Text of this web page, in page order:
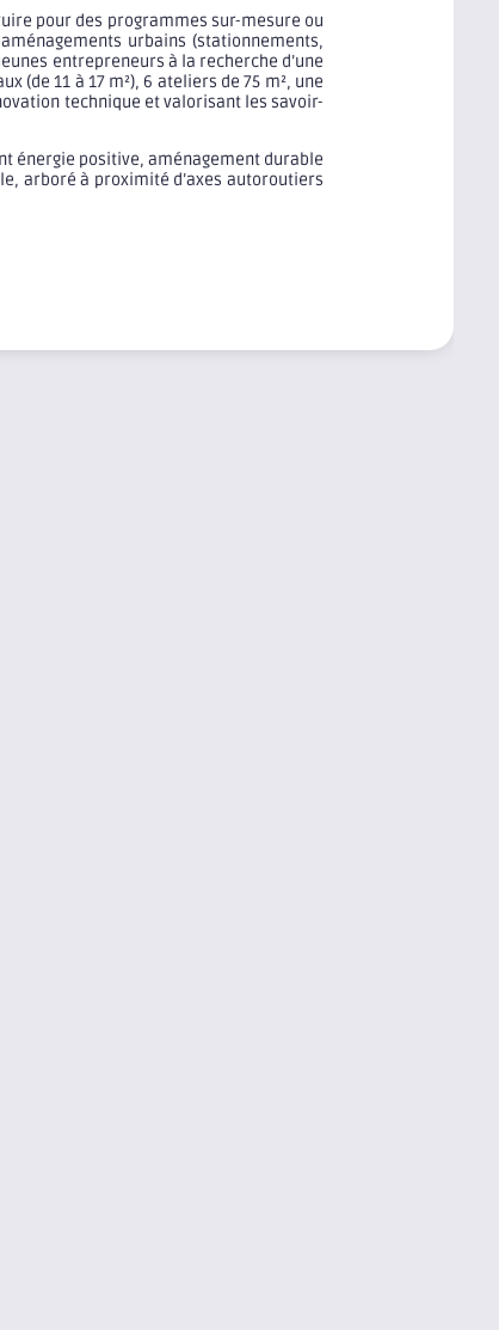
pour des programmes sur-mesure ou
urbains (stationnements,
entrepreneurs à la recherche d’une
11 à 17 m²), 6 ateliers de 75 m², une
technique et valorisant les savoir-
énergie positive, aménagement durable
arboré à proximité d’axes autoroutiers